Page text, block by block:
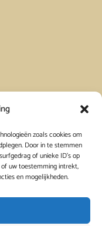
zoals cookies om
Door in te stemmen
of unieke ID's op
uw toestemming intrekt,
en mogelijkheden.